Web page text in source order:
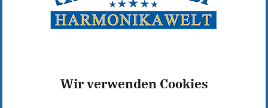
Wir verwenden Cookies
A-6600 Reutte, Lindenstraße 14
+43 (0)5672 72060